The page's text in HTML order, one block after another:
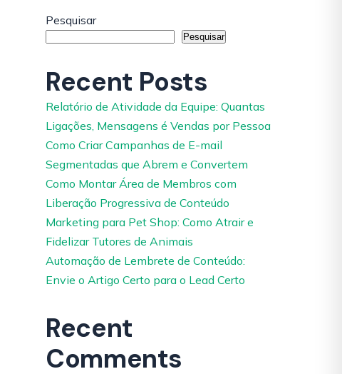
Pesquisar
Pesquisar
Recent Posts
Relatório de Atividade da Equipe: Quantas
Ligações, Mensagens é Vendas por Pessoa
Como Criar Campanhas de E-mail
Segmentadas que Abrem e Convertem
Como Montar Área de Membros com
Liberação Progressiva de Conteúdo
Marketing para Pet Shop: Como Atrair e
Fidelizar Tutores de Animais
Automação de Lembrete de Conteúdo:
Envie o Artigo Certo para o Lead Certo
Recent
Comments